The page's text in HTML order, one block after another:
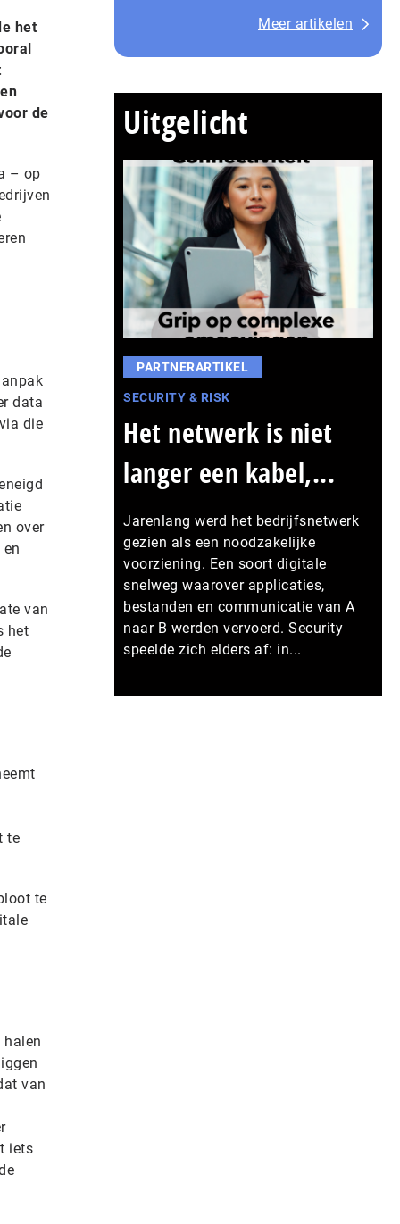
het
de
– op
data
die
over
van
het
te
te
halen
van
iets
Meer artikelen
Uitgelicht
PARTNERARTIKEL
SECURITY & RISK
Het netwerk is niet
langer een kabel,...
Jarenlang werd het bedrijfsnetwerk
gezien als een noodzakelijke
voorziening. Een soort digitale
snelweg waarover applicaties,
bestanden en communicatie van A
naar B werden vervoerd. Security
speelde zich elders af: in...